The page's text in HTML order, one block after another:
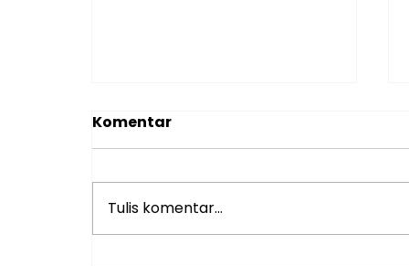
Komentar
Tulis komentar...